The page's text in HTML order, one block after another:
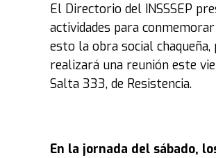
El Directorio del INSSSEP
actividades para
esto la obra social
realizará una reunión este
Salta 333, de Resistencia.
En la jornada del sábado,